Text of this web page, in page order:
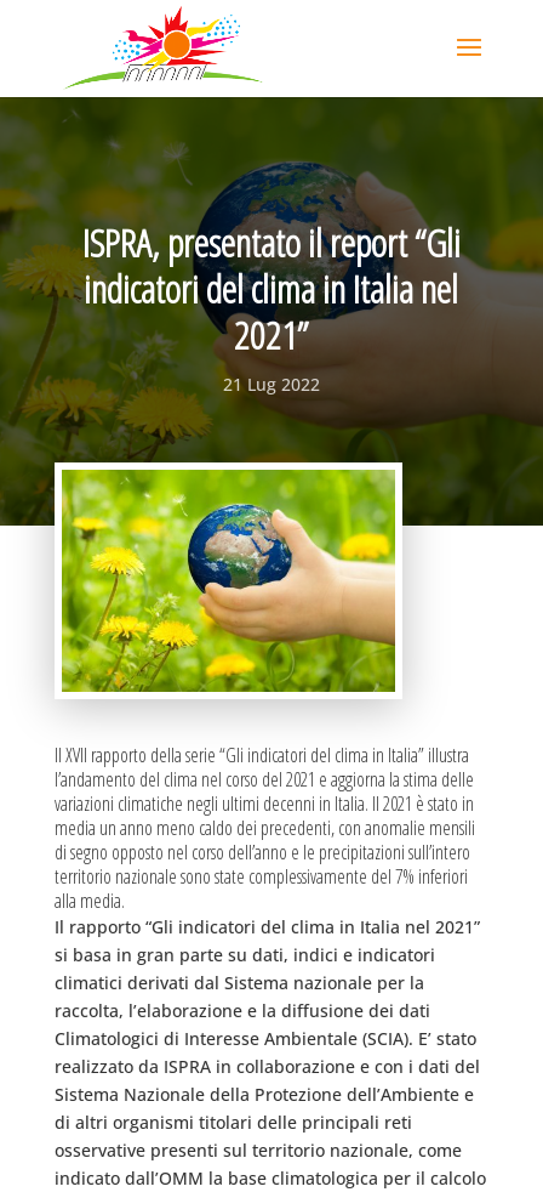
ISPRA, presentato il report “Gli
indicatori del clima in Italia nel
2021”
21 Lug 2022
Il XVII rapporto della serie “Gli indicatori del clima in Italia” illustra
l’andamento del clima nel corso del 2021 e aggiorna la stima delle
variazioni climatiche negli ultimi decenni in Italia. Il 2021 è stato in
media un anno meno caldo dei precedenti, con anomalie mensili
di segno opposto nel corso dell’anno e le precipitazioni sull’intero
territorio nazionale sono state complessivamente del 7% inferiori
alla media.
Il rapporto “Gli indicatori del clima in Italia nel 2021”
si basa in gran parte su dati, indici e indicatori
climatici derivati dal Sistema nazionale per la
raccolta, l’elaborazione e la diffusione dei dati
Climatologici di Interesse Ambientale (SCIA). E’ stato
realizzato da ISPRA in collaborazione e con i dati del
Sistema Nazionale della Protezione dell’Ambiente e
di altri organismi titolari delle principali reti
osservative presenti sul territorio nazionale, come
indicato dall’OMM la base climatologica per il calcolo